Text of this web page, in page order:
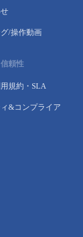
/操作動画
頼性
規約・SLA
&コンプライア